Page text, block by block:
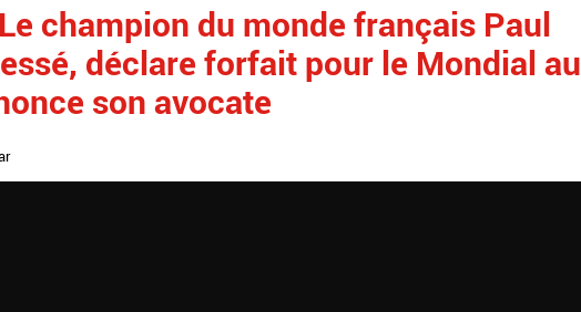
champion du monde français Paul
déclare forfait pour le Mondial au
son avocate